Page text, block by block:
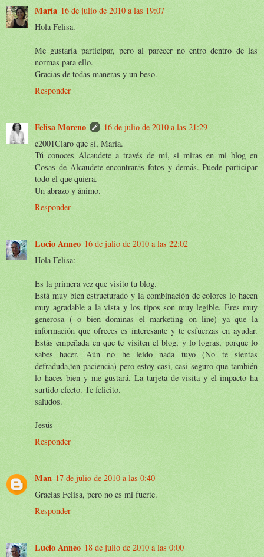
María 16 de julio de 2010 a las 19:07
Hola Felisa.
Me gustaría participar, pero al parecer no entro dentro de las
normas para ello.
Gracias de todas maneras y un beso.
Responder
Felisa Moreno
16 de julio de 2010 a las 21:29
e2001Claro que sí, María.
Tú conoces Alcaudete a través de mí, si miras en mi blog en
Cosas de Alcaudete encontrarás fotos y demás. Puede participar
todo el que quiera.
Un abrazo y ánimo.
Responder
Lucio Anneo 16 de julio de 2010 a las 22:02
Hola Felisa:
Es la primera vez que visito tu blog.
Está muy bien estructurado y la combinación de colores lo hacen
muy agradable a la vista y los tipos son muy legible. Eres muy
generosa ( o bien dominas el marketing on line) ya que la
información que ofreces es interesante y te esfuerzas en ayudar.
Estás empeñada en que te visiten el blog, y lo logras, porque lo
sabes hacer. Aún no he leído nada tuyo (No te sientas
defraduda,ten paciencia) pero estoy casi, casi seguro que también
lo haces bien y me gustará. La tarjeta de visita y el impacto ha
surtido efecto. Te felicito.
saludos.
Jesús
Responder
Man 17 de julio de 2010 a las 0:40
Gracias Felisa, pero no es mi fuerte.
Responder
Lucio Anneo 18 de julio de 2010 a las 0:00